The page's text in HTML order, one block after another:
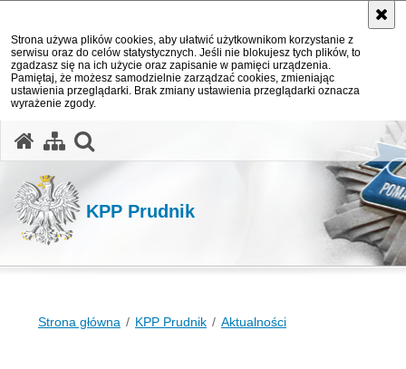
Strona używa plików cookies, aby ułatwić użytkownikom korzystanie z
serwisu oraz do celów statystycznych. Jeśli nie blokujesz tych plików, to
zgadzasz się na ich użycie oraz zapisanie w pamięci urządzenia.
Pamiętaj, że możesz samodzielnie zarządzać cookies, zmieniając
ustawienia przeglądarki. Brak zmiany ustawienia przeglądarki oznacza
wyrażenie zgody.
KPP Prudnik
Strona główna KPP Prudnik Aktualności